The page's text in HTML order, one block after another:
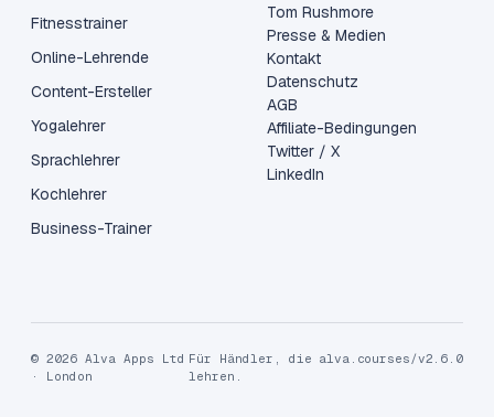
Fitnesstrainer
Online-Lehrende
Content-Ersteller
Yogalehrer
Sprachlehrer
Kochlehrer
Business-Trainer
Tom Rushmore
Presse & Medien
Kontakt
Datenschutz
AGB
Affiliate-Bedingungen
Twitter / X
LinkedIn
© 2026 Alva Apps Ltd
· London
Für Händler, die
lehren.
alva.courses/v2.6.0